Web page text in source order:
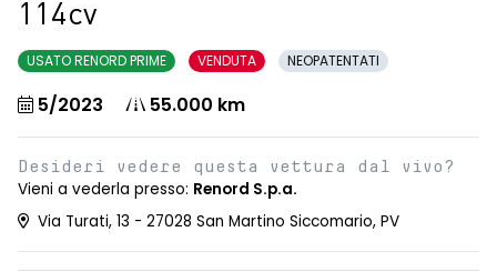
114cv
USATO RENORD PRIME VENDUTA NEOPATENTATI
5/2023 55.000 km
Desideri vedere questa vettura dal vivo?
Vieni a vederla presso: Renord S.p.a.
Via Turati, 13 - 27028 San Martino Siccomario, PV